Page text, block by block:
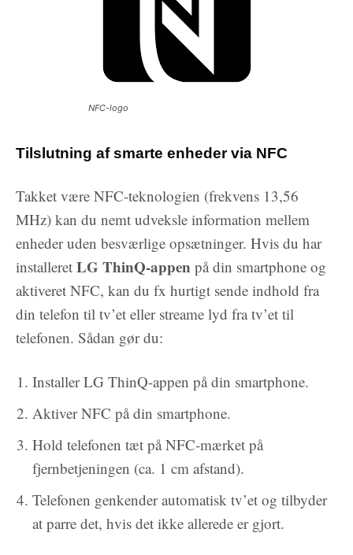
NFC-logo
Tilslutning af smarte enheder via NFC
Takket være NFC-teknologien (frekvens 13,56
MHz) kan du nemt udveksle information mellem
enheder uden besværlige opsætninger. Hvis du har
installeret LG ThinQ-appen på din smartphone og
aktiveret NFC, kan du fx hurtigt sende indhold fra
din telefon til tv’et eller streame lyd fra tv’et til
telefonen. Sådan gør du:
Installer LG ThinQ-appen på din smartphone.
Aktiver NFC på din smartphone.
Hold telefonen tæt på NFC-mærket på
fjernbetjeningen (ca. 1 cm afstand).
Telefonen genkender automatisk tv’et og tilbyder
at parre det, hvis det ikke allerede er gjort.